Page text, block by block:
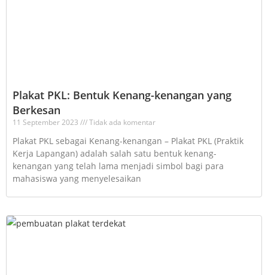
Plakat PKL: Bentuk Kenang-kenangan yang
Berkesan
11 September 2023 Tidak ada komentar
Plakat PKL sebagai Kenang-kenangan – Plakat PKL (Praktik
Kerja Lapangan) adalah salah satu bentuk kenang-
kenangan yang telah lama menjadi simbol bagi para
mahasiswa yang menyelesaikan